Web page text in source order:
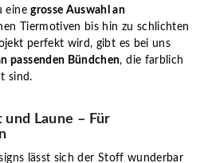
einegrosse Auswahl an
Tiermotiven bis hin zu schlichten
perfekt wird, gibt es bei uns
passenden Bündchen, die farblich
sind.
Laune – Für
lässt sich der Stoff wunderbar